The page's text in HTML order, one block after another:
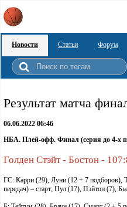
Новости Статьи Форум
Результат матча
06.06.2022 06:46
НБА. Плей-офф. Финал (серия до 4-х
Голден Стэйт - Бостон -
ГС: Карри (29), Луни (12 + 7 подборов),
передач) – старт; Пул (17), Пэйтон (7),